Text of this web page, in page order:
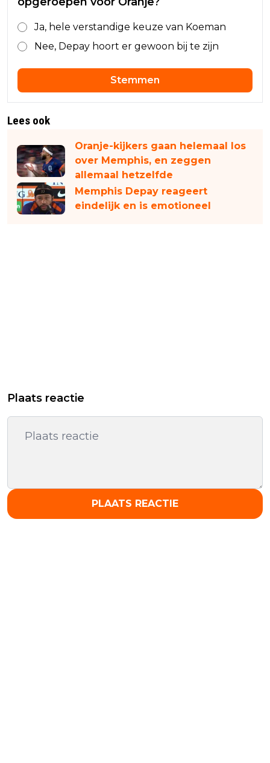
Ja, hele verstandige keuze van Koeman
Nee, Depay hoort er gewoon bij te zijn
Stemmen
Lees ook
Oranje-kijkers gaan helemaal los
over Memphis, en zeggen
allemaal hetzelfde
Memphis Depay reageert
eindelijk en is emotioneel
Plaats reactie
PLAATS REACTIE